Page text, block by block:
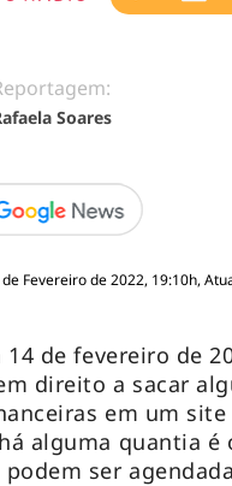
Soares
Fevereiro de 2022, 19:10h,
de fevereiro de
direito a sacar
em um
alguma quantia
ser